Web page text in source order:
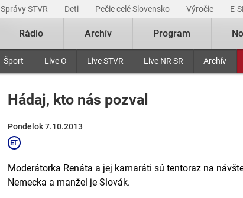
Správy STVR Deti Pečie celé Slovensko Výročie E-
Šport Live O Live STVR Live NR SR Archív
Rádio Archív Program
Hádaj, kto nás pozval
Pondelok 7.10.2013
Moderátorka Renáta a jej kamaráti sú tentoraz na
Nemecka a manžel je Slovák.